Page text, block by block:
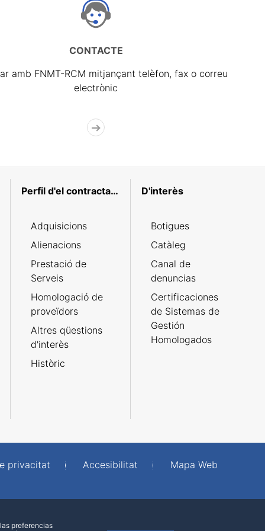
CONTACTE
amb FNMT-RCM mitjançant telèfon, fax o correu
electrònic
Perfil d'el contractant
Adquisicions
Alienacions
Prestació de
Serveis
Homologació de
proveïdors
Altres qüestions
d'interès
Històric
D'interès
Botigues
Catàleg
Canal de
denuncias
Certificaciones
de Sistemas de
Gestión
Homologados
privacitat Accesibilitat
Mapa Web
preferencias